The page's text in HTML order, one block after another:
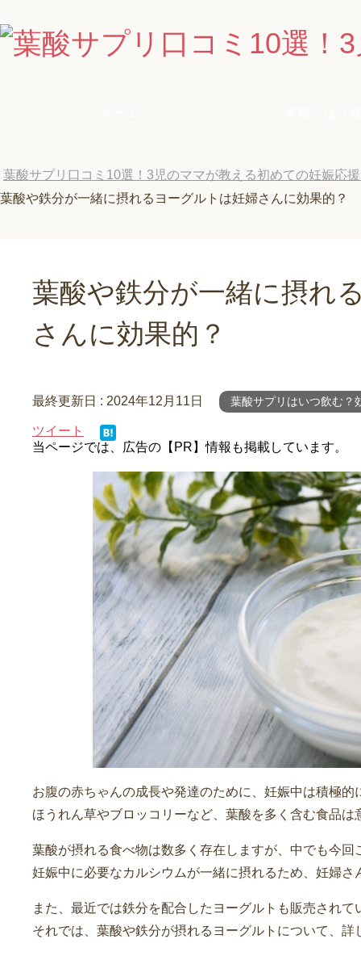
葉酸サプリ口コミ10選！3児のママが教える初めての妊娠応
葉酸や鉄分が一緒に摂れるヨーグルトは妊婦さんに効果的？
葉酸や鉄分が一緒に摂れ
さんに効果的？
最終更新日 : 2024年12月11日 葉酸サプリはいつ飲む？
ツイート
当ページでは、広告の【PR】情報も掲載しています。
お腹の赤ちゃんの成長や発達のために、妊娠中は積極的
ほうれん草やブロッコリーなど、葉酸を多く含む食品
葉酸が摂れる食べ物は数多く存在しますが、中でも今
妊娠中に必要なカルシウムが一緒に摂れるため、妊婦さ
また、最近では鉄分を配合したヨーグルトも販売されて
それでは、葉酸や鉄分が摂れるヨーグルトについて、詳